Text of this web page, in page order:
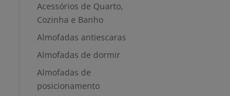
Acessórios de Quarto,
Cozinha e Banho
Almofadas antiescaras
Almofadas de dormir
Almofadas de
posicionamento